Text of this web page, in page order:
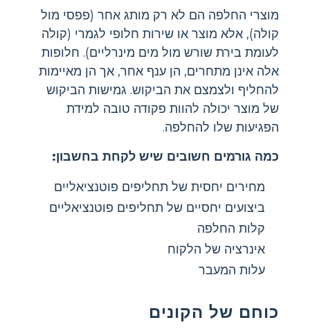
מוצרי החלפה הם לא רק מותג אחר (פפסי מול
קולה), אלא מוצר או שירות חלופי לגמרי (קולה
לעומת בירת שורש מול מים מינרליים). חלופות
אלה אינן מתחרים, הן ענף אחר, אך הן מאיימות
להחליף ולצמצם את הביקוש. גמישות הביקוש
של מוצר יכולה להוות פקודה טובה למידת
הפגיעות שלו להחלפה.
כמה גורמים חשובים שיש לקחת בחשבון:
מחירים יחסית של תחליפים פוטנציאליים
ביצועים יחסיים של תחליפים פוטנציאליים
קלות החלפה
אינרציה של הלקוח
עלות המעבר
כוחם של הקונים